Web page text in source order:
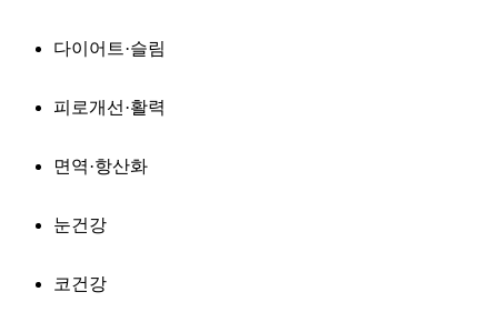
다이어트·슬림
피로개선·활력
면역·항산화
눈건강
코건강